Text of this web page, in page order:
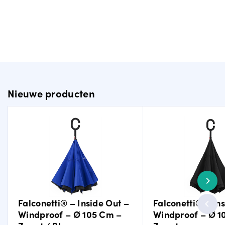
Nieuwe producten
Falconetti® – Inside Out –
Windproof – Ø 105 Cm –
Falconetti® –
Windproof – Ø